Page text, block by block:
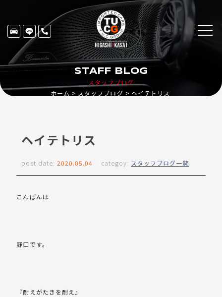
スタッフブログ
STAFF BLOG
ホーム スタッフブログ ヘイテトリス
ヘイテトリス
post date: 2020.05.04 categoy: スタッフブログ一覧
こんばんは
野口です。
『耐えがたきを耐え』